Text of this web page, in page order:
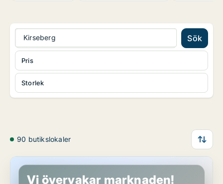
Kirseberg Sök
Storlek
Pris
90 butikslokaler
Butikslokal i Kirseberg
Vi övervakar marknaden!